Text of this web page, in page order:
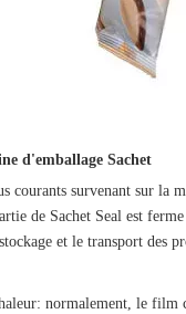
d'emballage Sachet
courants survenant sur la
de Sachet Seal est
et le transport des
normalement, le film